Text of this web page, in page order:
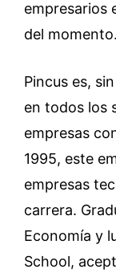
empresarios
del momento.
Pincus es,
en todos los
empresas
1995, este
empresas
carrera.
Economía y
School,